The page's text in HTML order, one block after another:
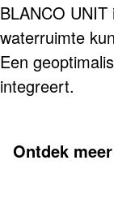
BLANCO
waterruimte
Een
integreert.
Ontdek meer